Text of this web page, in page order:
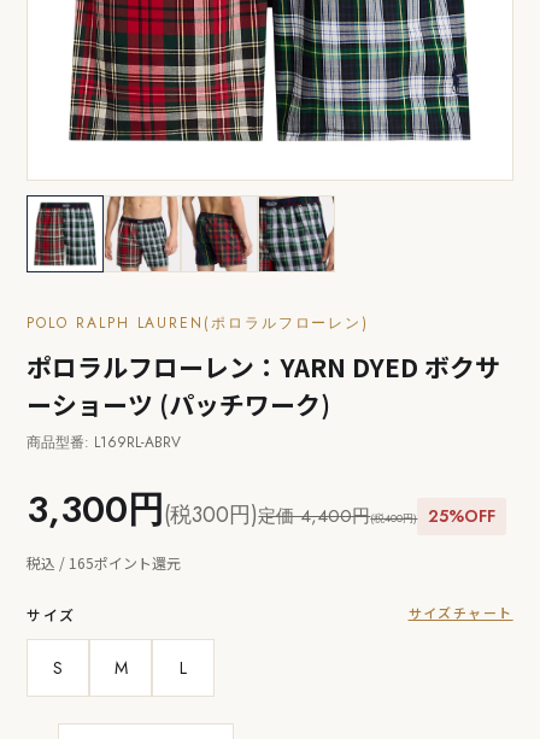
POLO RALPH LAUREN(ポロラルフローレン)
ポロラルフローレン：YARN DYED ボクサ
ーショーツ (パッチワーク)
商品型番: L169RL-ABRV
3,300円(税300円)定価 4,400円(税400円) 25%OFF
税込 / 165ポイント還元
サイズ サイズチャート
S M L